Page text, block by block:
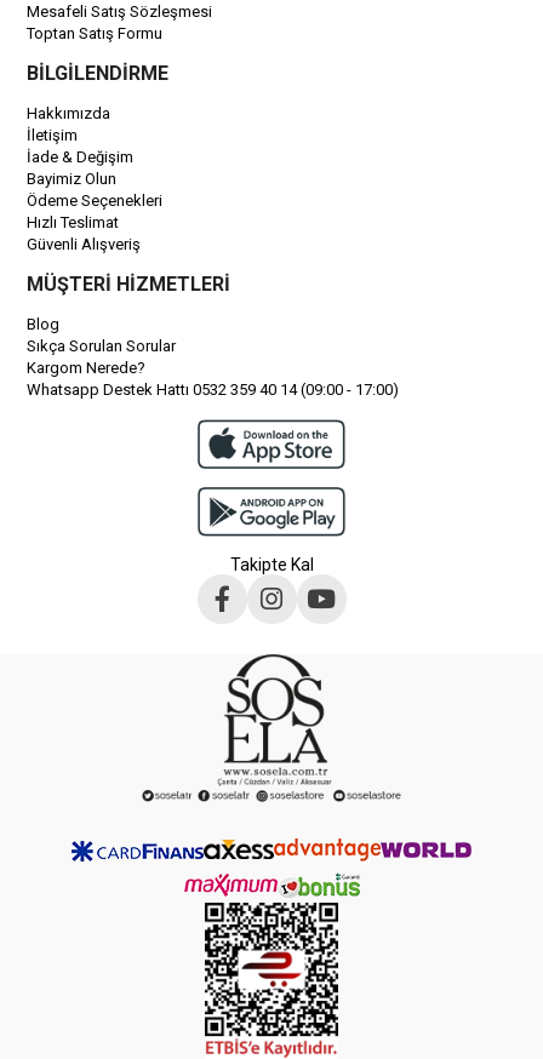
Mesafeli Satış Sözleşmesi
Toptan Satış Formu
BİLGİLENDİRME
Hakkımızda
İletişim
İade & Değişim
Bayimiz Olun
Ödeme Seçenekleri
Hızlı Teslimat
Güvenli Alışveriş
MÜŞTERİ HİZMETLERİ
Blog
Sıkça Sorulan Sorular
Kargom Nerede?
Whatsapp Destek Hattı 0532 359 40 14 (09:00 - 17:00)
Takipte Kal